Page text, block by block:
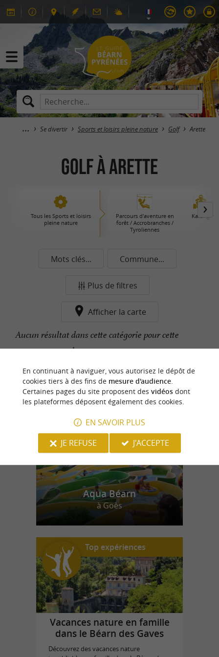
Se divertir Sports et loisirs pleine nature Golf Arette
Golf à Arette
Tous les Sports et loisirs
pleine nature
Parcours d'aventure en
forêt / Accrobranches /
Tyroliennes
Karting
Mots clés... Commune...
Plus de filtres
Afficher la carte
Aucun résultat dans cette catégorie pour cette
commune pour le moment...
n
o
t
r
e
c
o
u
p
d
e
c
o
e
u
r
Aqua Béarn
à Goès
Top expériences
Vacances nature en famille
dans le Béarn des Gaves
Découvrez des vacances nature
En continuant à naviguer, vous autorisez le dépôt de
cookies tiers à des fins de mesure d'audience.
Certaines pages du site proposent des vidéosdont
les plateformes déposent également des cookies.
EN SAVOIR PLUS
JE REFUSE
J'ACCEPTE